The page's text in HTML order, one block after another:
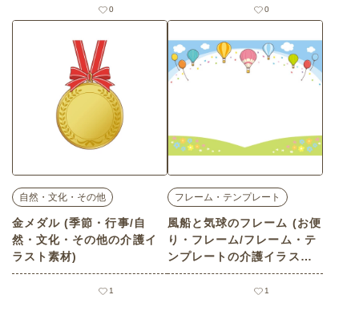
0 0
自然・文化・その他
金メダル (季節・行事/自
然・文化・その他の介護イ
ラスト素材)
1
フレーム・テンプレート
風船と気球のフレーム (お便
り・フレーム/フレーム・テ
ンプレートの介護イラスト
素材)
1